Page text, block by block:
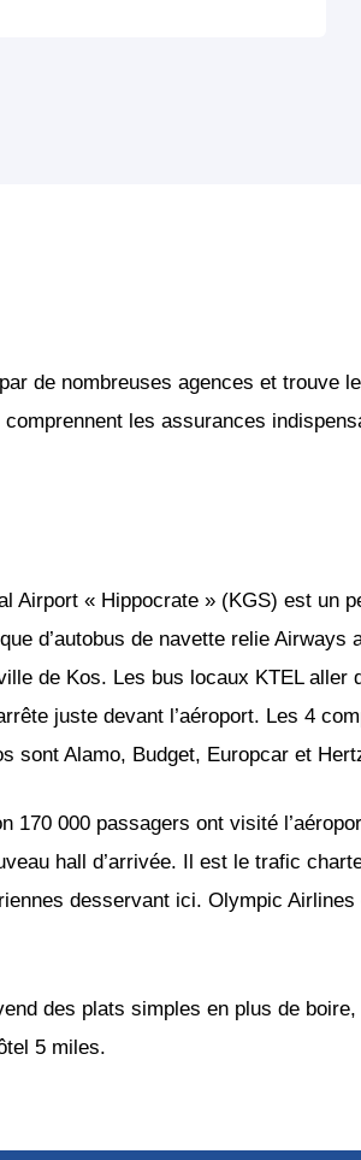
de nombreuses agences et trouve
les assurances
Airport « Hippocrate » (KGS) est un
d’autobus de navette relie
de Kos. Les bus locaux KTEL
juste devant l’aéroport. Les 4
sont Alamo, Budget, Europcar et
170 000 passagers ont visité
hall d’arrivée. Il est le trafic
desservant ici. Olympic
des plats simples en plus de
5 miles.